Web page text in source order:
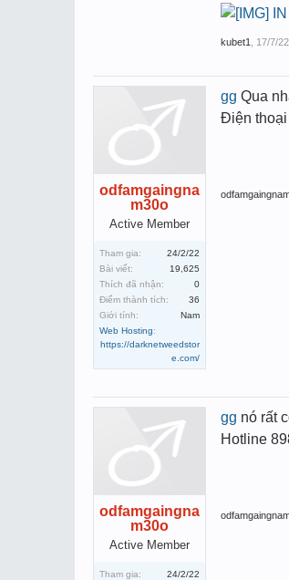
kubet1 17/7/22
odfamgaingna
m30o
Active Member
Tham gia:
24/2/22
Bài viết:
19,625
Thích đã nhận:
0
Điểm thành tích:
36
Giới tính:
Nam
Web Hosting:
https://darknetweedstor
e.com/
gg Qua
Điện
odfamgaingna
m30o
Active Member
Tham gia:
24/2/22
gg nó rất
Hotline